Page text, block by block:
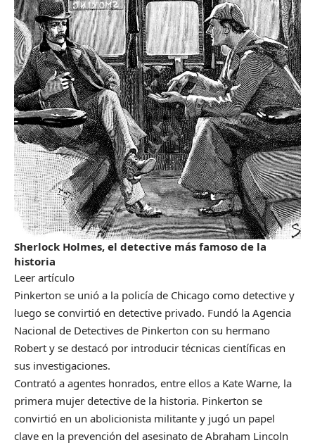
Sherlock Holmes, el detective más famoso de la
historia
Leer artículo
Pinkerton se unió a la policía de Chicago como detective y
luego se convirtió en detective privado. Fundó la Agencia
Nacional de Detectives de Pinkerton con su hermano
Robert y se destacó por introducir técnicas científicas en
sus investigaciones.
Contrató a agentes honrados, entre ellos a Kate Warne, la
primera mujer detective de la historia. Pinkerton se
convirtió en un abolicionista militante y jugó un papel
clave en la prevención del asesinato de Abraham Lincoln